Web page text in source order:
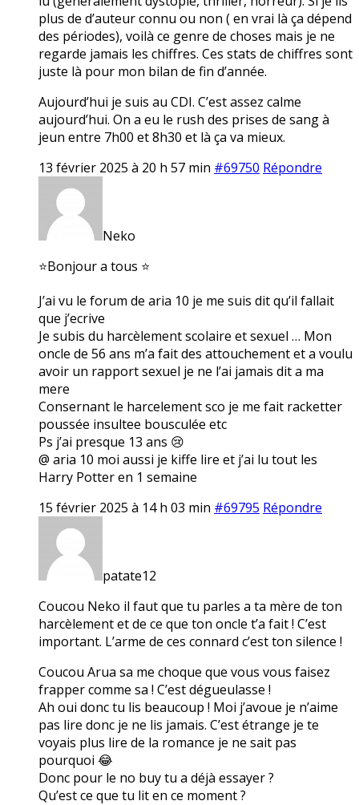
plus de d’auteur connu ou non ( en vrai là ça dépend
des périodes), voilà ce genre de choses mais je ne
regarde jamais les chiffres. Ces stats de chiffres sont
juste là pour mon bilan de fin d’année.
Aujourd’hui je suis au CDI. C’est assez calme
aujourd’hui. On a eu le rush des prises de sang à
jeun entre 7h00 et 8h30 et là ça va mieux.
13 février 2025 à 20 h 57 min #69750 Répondre
Neko
⭐Bonjour a tous ⭐
J’ai vu le forum de aria 10 je me suis dit qu’il fallait
que j’ecrive
Je subis du harcèlement scolaire et sexuel … Mon
oncle de 56 ans m’a fait des attouchement et a voulu
avoir un rapport sexuel je ne l’ai jamais dit a ma
mere
Consernant le harcelement sco je me fait racketter
poussée insultee bousculée etc
Ps j’ai presque 13 ans 😢
@ aria 10 moi aussi je kiffe lire et j’ai lu tout les
Harry Potter en 1 semaine
15 février 2025 à 14 h 03 min #69795 Répondre
patate12
Coucou Neko il faut que tu parles a ta mère de ton
harcèlement et de ce que ton oncle t’a fait ! C’est
important. L’arme de ces connard c’est ton silence !
Coucou Arua sa me choque que vous vous faisez
frapper comme sa ! C’est dégueulasse !
Ah oui donc tu lis beaucoup ! Moi j’avoue je n’aime
pas lire donc je ne lis jamais. C’est étrange je te
voyais plus lire de la romance je ne sait pas
pourquoi 😂
Donc pour le no buy tu a déjà essayer ?
Qu’est ce que tu lit en ce moment ?